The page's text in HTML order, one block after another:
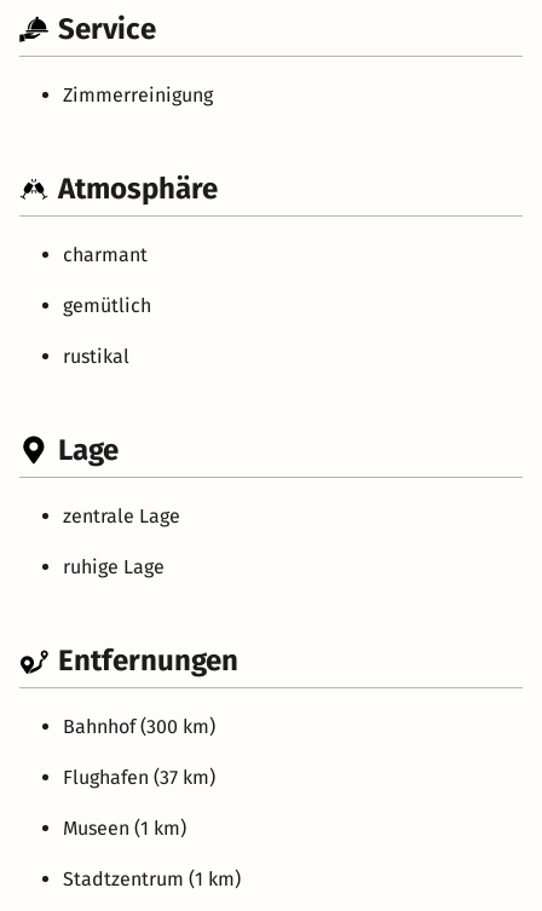
Service
Zimmerreinigung
Atmosphäre
charmant
gemütlich
rustikal
Lage
zentrale Lage
ruhige Lage
Entfernungen
Bahnhof (300 km)
Flughafen (37 km)
Museen (1 km)
Stadtzentrum (1 km)